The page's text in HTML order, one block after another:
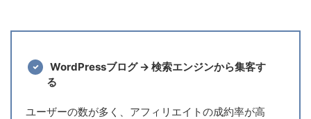
WordPressブログ → 検索エンジンから集客す
る
ユーザーの数が多く、アフィリエイトの成約率が高